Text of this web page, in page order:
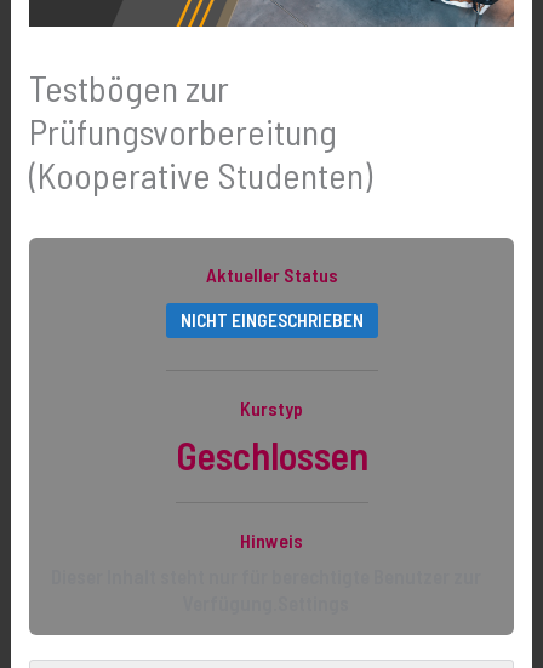
Testbögen zur
Prüfungsvorbereitung
(Kooperative Studenten)
Aktueller Status
NICHT EINGESCHRIEBEN
Kurstyp
Geschlossen
Hinweis